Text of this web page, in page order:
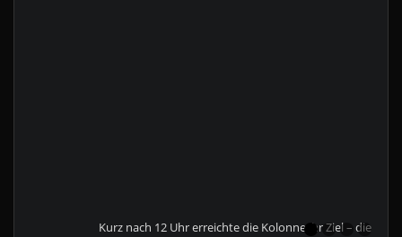
Kurz nach 12 Uhr erreichte die Kolonne ihr Ziel – die